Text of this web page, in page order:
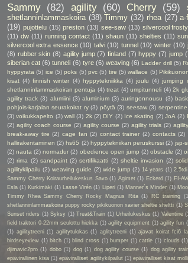
Sammy (82) agility (60) Cherry (59)
shetlanninlammaskoira (38) Timmy (32) rhea (27) a-
(19) pujottelu (15) preston (13) see-saw (13) silvercool
(11) dw (11) running contact (11) shaun (11) shelties (11)
silvercool extra essence (10) talvi (10) tunnel (10) winter (10)
(8) rubber skin (8) agility jump (7) finland (7) hyppy (7) jump
siberian cat (6) tunneli (6) tyre (6) weaving (6) Ladder drill (5)
hyppyrata (5) ice (5) poks (5) pvc (5) tire (5) wallace (5)
kisat (4) finnish winter (4) hyppytekniikka (4) joulu (4) jumping
shetlanninlammaskoiran pentuja (4) treat (4) umpitunneli (4) 2k
agility track (3) alumiini (3) aluminium (3) auringonnousu (3)
pohjois-karjalan seurakoirat ry (3) pöytä (3) seesaw (3) serpentine
(3) voikukkapelto (3) wall (3) 2k (2) DIY (2) Ice skating (2) JoA (2)
(2) agility coach course (2) agility course (2) agility trials (2)
break-away tire (2) cage fan (2) contact trainer (2) contacts (2)
hallirakentaminen (2) hs65 (2) hyppytekniikan peruskurssi (2) jsp-
(2) nauta (2) normadur (2) obedience open jump (2) obstacle (2)
(2) rima (2) sandpaint (2) sertifikaatti (2) sheltie invasion (2)
agilitykilpailu (2) weaving guide (2) wide jump (2) 14 years (1) 2.5tdi
Sammy Cherry Koiraurheilukeskus Savo (1) Agimet (1) Eckerö (1) FI-
Esla (1) Kurkimäki (1) Lasse Virén (1) Liperi (1) Manner´s Minder (1)
Timmy Rhea Sammy Cherry Rocky Magnus Rita (1) RC training
shetlanninlammaskoira puppy rocky pikikuonon xavier sheltie sheltti (1)
Sunset riders (1) Syksy (1) Treat&Train (1) Urheilukeskus (1) Valentine
field traktori 0-22mm seulottu hiekka (1) agility equipment (1) agility fun
(1) agilitytreeni (1) agilitytulokas (1) aglitytreeni (1) ajavat koirat fci6
birdseyeview (1) bitch (1) blind cross (1) bumper (1) cattle (1) clouds (1)
djimavic2pro (1) dobo (1) dog (1) dog agility course (1) dog agility
epävirallinen kisa (1) epäviralliset agilitykilpailut (1) epäviralliset kisat